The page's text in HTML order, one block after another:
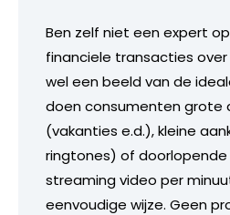
Ben zelf niet een expert
financiele transacties
wel een beeld van de
doen consumenten grote
(vakanties e.d.), kleine
ringtones) of
streaming video per
eenvoudige wijze. Geen